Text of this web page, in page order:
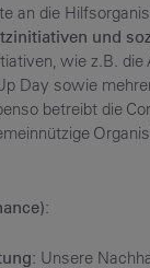
an die
und
wie z.B.
Day sowie
betreibt die
:
: Unsere